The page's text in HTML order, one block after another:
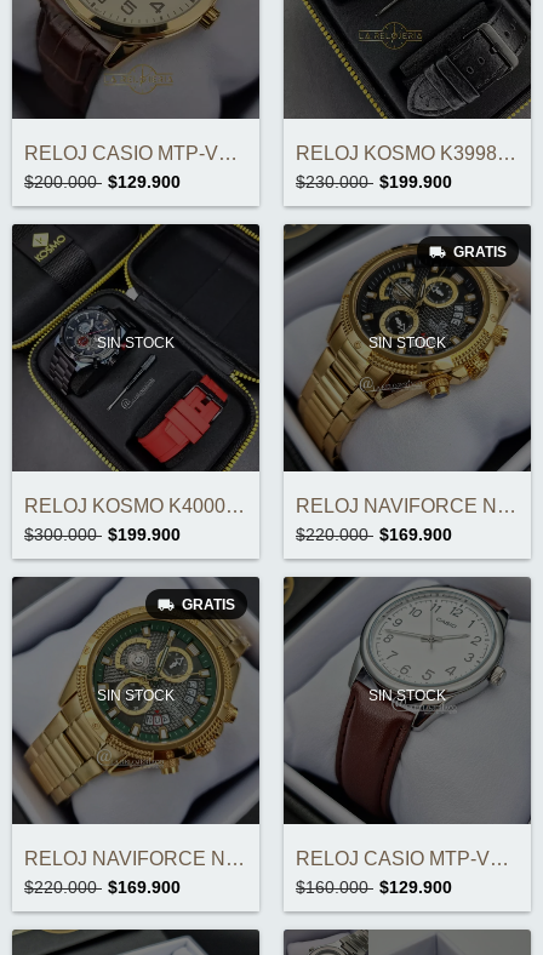
RELOJ CASIO MTP-V001GL-9BUDF ORIGINAL
$200.000 $129.900
RELOJ KOSMO K3998G DOBLE CORREA ORIGINAL
$230.000 $199.900
SIN STOCK
RELOJ KOSMO K4000G-C CRONOGRAFOS DOBLE C...
$300.000 $199.900
SIN STOCK
GRATIS
RELOJ NAVIFORCE NF8021 CRONOGRAFOS ORIGI...
$220.000 $169.900
SIN STOCK
GRATIS
RELOJ NAVIFORCE NF8021 CRONOGRAFOS ORIGI...
$220.000 $169.900
SIN STOCK
RELOJ CASIO MTP-V005L-7B4UDF ORIGINAL
$160.000 $129.900